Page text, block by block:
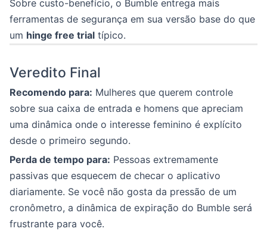
Sobre custo-benefício, o Bumble entrega mais
ferramentas de segurança em sua versão base do que
um hinge free trial típico.
Veredito Final
Recomendo para: Mulheres que querem controle
sobre sua caixa de entrada e homens que apreciam
uma dinâmica onde o interesse feminino é explícito
desde o primeiro segundo.
Perda de tempo para: Pessoas extremamente
passivas que esquecem de checar o aplicativo
diariamente. Se você não gosta da pressão de um
cronômetro, a dinâmica de expiração do Bumble será
frustrante para você.